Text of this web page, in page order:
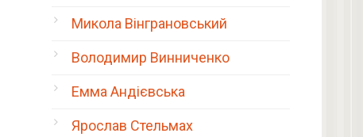
Микола Вінграновський
Володимир Винниченко
Емма Андієвська
Ярослав Стельмах